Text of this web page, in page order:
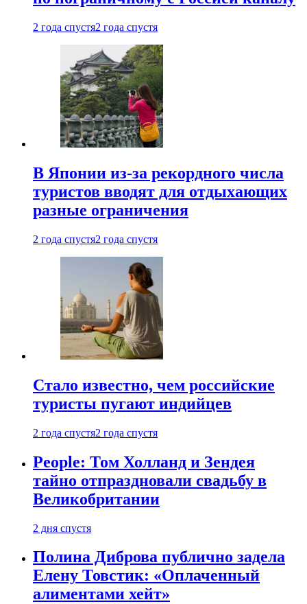
2 года спустя2 года спустя
В Японии из-за рекордного числа
туристов вводят для отдыхающих
разные ограничения
2 года спустя2 года спустя
Стало известно, чем российские
туристы пугают индийцев
2 года спустя2 года спустя
People: Том Холланд и Зендея
тайно отпраздновали свадьбу в
Великобритании
2 дня спустя
Полина Диброва публично задела
Елену Товстик: «Оплаченный
алиментами хейт»